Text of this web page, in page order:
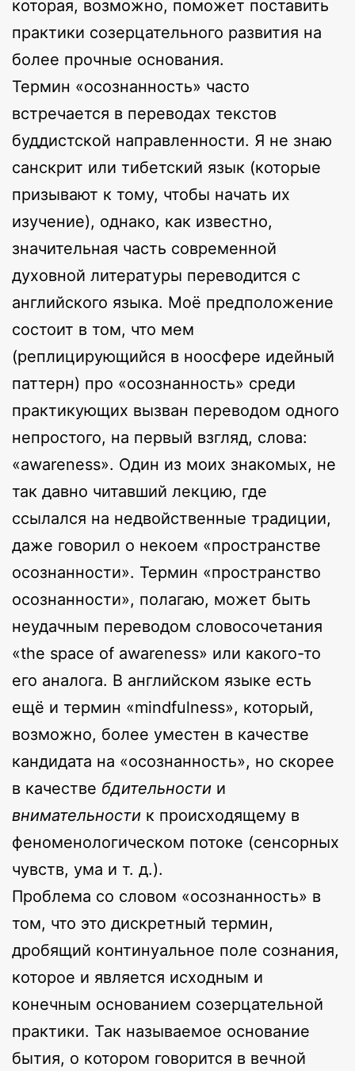
которая, возможно, поможет поставить
практики созерцательного развития на
более прочные основания.
Термин «осознанность» часто
встречается в переводах текстов
буддистской направленности. Я не знаю
санскрит или тибетский язык (которые
призывают к тому, чтобы начать их
изучение), однако, как известно,
значительная часть современной
духовной литературы переводится с
английского языка. Моё предположение
состоит в том, что мем
(реплицирующийся в ноосфере идейный
паттерн) про «осознанность» среди
практикующих вызван переводом одного
непростого, на первый взгляд, слова:
«awareness». Один из моих знакомых, не
так давно читавший лекцию, где
ссылался на недвойственные традиции,
даже говорил о некоем «пространстве
осознанности». Термин «пространство
осознанности», полагаю, может быть
неудачным переводом словосочетания
«the space of awareness» или какого-то
его аналога. В английском языке есть
ещё и термин «mindfulness», который,
возможно, более уместен в качестве
кандидата на «осознанность», но скорее
в качестве бдительности и
внимательности к происходящему в
феноменологическом потоке (сенсорных
чувств, ума и т. д.).
Проблема со словом «осознанность» в
том, что это дискретный термин,
дробящий континуальное поле сознания,
которое и является исходным и
конечным основанием созерцательной
практики. Так называемое основание
бытия, о котором говорится в вечной